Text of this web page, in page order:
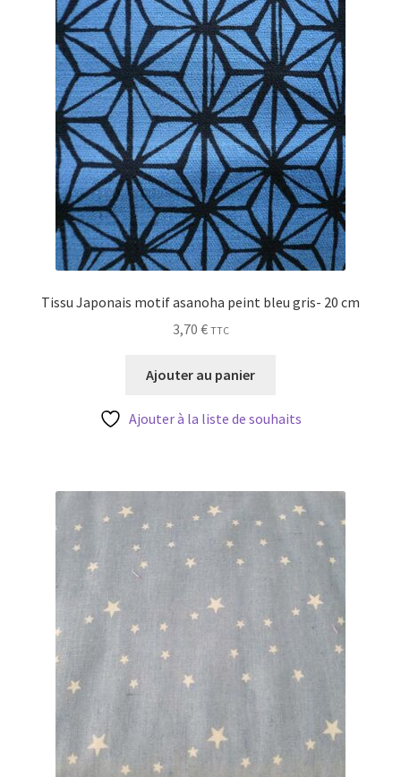
Tissu Japonais motif asanoha peint bleu gris- 20 cm
3,70 € TTC
Ajouter au panier
Ajouter à la liste de souhaits